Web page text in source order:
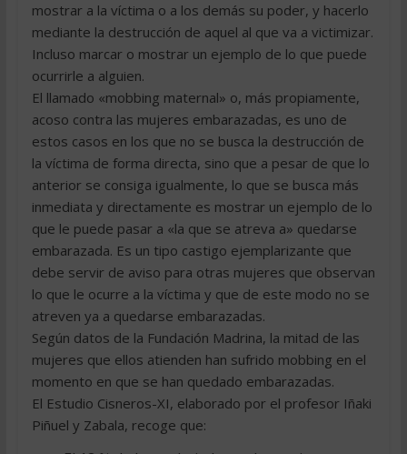
mostrar a la víctima o a los demás su poder, y hacerlo
mediante la destrucción de aquel al que va a victimizar.
Incluso marcar o mostrar un ejemplo de lo que puede
ocurrirle a alguien.
El llamado «mobbing maternal» o, más propiamente,
acoso contra las mujeres embarazadas, es uno de
estos casos en los que no se busca la destrucción de
la víctima de forma directa, sino que a pesar de que lo
anterior se consiga igualmente, lo que se busca más
inmediata y directamente es mostrar un ejemplo de lo
que le puede pasar a «la que se atreva a» quedarse
embarazada. Es un tipo castigo ejemplarizante que
debe servir de aviso para otras mujeres que observan
lo que le ocurre a la víctima y que de este modo no se
atreven ya a quedarse embarazadas.
Según datos de la Fundación Madrina, la mitad de las
mujeres que ellos atienden han sufrido mobbing en el
momento en que se han quedado embarazadas.
El Estudio Cisneros-XI, elaborado por el profesor Iñaki
Piñuel y Zabala, recoge que: